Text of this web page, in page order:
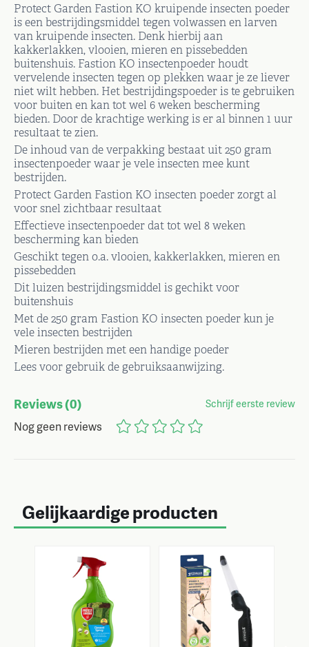
Protect Garden Fastion KO kruipende insecten poeder
is een bestrijdingsmiddel tegen volwassen en larven
van kruipende insecten. Denk hierbij aan
kakkerlakken, vlooien, mieren en pissebedden
buitenshuis. Fastion KO insectenpoeder houdt
vervelende insecten tegen op plekken waar je ze liever
niet wilt hebben. Het bestrijdingspoeder is te gebruiken
voor buiten en kan tot wel 6 weken bescherming
bieden. Door de krachtige werking is er al binnen 1 uur
resultaat te zien.
De inhoud van de verpakking bestaat uit 250 gram
insectenpoeder waar je vele insecten mee kunt
bestrijden.
Protect Garden Fastion KO insecten poeder zorgt al
voor snel zichtbaar resultaat
Effectieve insectenpoeder dat tot wel 8 weken
bescherming kan bieden
Geschikt tegen o.a. vlooien, kakkerlakken, mieren en
pissebedden
Dit luizen bestrijdingsmiddel is gechikt voor
buitenshuis
Met de 250 gram Fastion KO insecten poeder kun je
vele insecten bestrijden
Mieren bestrijden met een handige poeder
Lees voor gebruik de gebruiksaanwijzing.
Reviews(0) Schrijf eerste review
Nog geen reviews
Gelijkaardige producten